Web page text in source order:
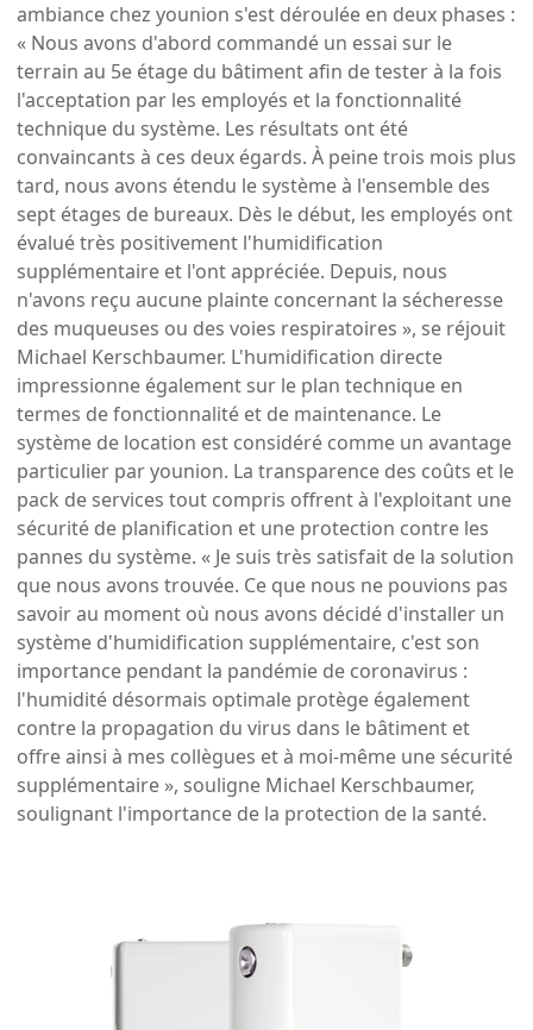
ambiance chez younion s'est déroulée en deux phases :
« Nous avons d'abord commandé un essai sur le
terrain au 5e étage du bâtiment afin de tester à la fois
l'acceptation par les employés et la fonctionnalité
technique du système. Les résultats ont été
convaincants à ces deux égards. À peine trois mois plus
tard, nous avons étendu le système à l'ensemble des
sept étages de bureaux. Dès le début, les employés ont
évalué très positivement l'humidification
supplémentaire et l'ont appréciée. Depuis, nous
n'avons reçu aucune plainte concernant la sécheresse
des muqueuses ou des voies respiratoires », se réjouit
Michael Kerschbaumer. L'humidification directe
impressionne également sur le plan technique en
termes de fonctionnalité et de maintenance. Le
système de location est considéré comme un avantage
particulier par younion. La transparence des coûts et le
pack de services tout compris offrent à l'exploitant une
sécurité de planification et une protection contre les
pannes du système. « Je suis très satisfait de la solution
que nous avons trouvée. Ce que nous ne pouvions pas
savoir au moment où nous avons décidé d'installer un
système d'humidification supplémentaire, c'est son
importance pendant la pandémie de coronavirus :
l'humidité désormais optimale protège également
contre la propagation du virus dans le bâtiment et
offre ainsi à mes collègues et à moi-même une sécurité
supplémentaire », souligne Michael Kerschbaumer,
soulignant l'importance de la protection de la santé.